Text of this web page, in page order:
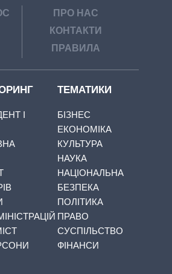
ПРО НАС
КОНТАКТИ
ПРАВИЛА
І
ТЕМАТИКИ
БІЗНЕС
ЕКОНОМІКА
КУЛЬТУРА
НАУКА
НАЦІОНАЛЬНА
БЕЗПЕКА
ПОЛІТИКА
ПРАВО
СУСПІЛЬСТВО
ФІНАНСИ